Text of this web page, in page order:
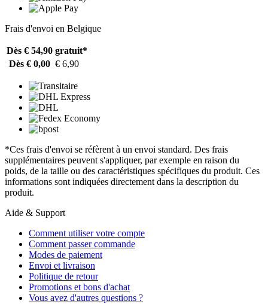
Frais d'envoi en Belgique
Dès € 54,90 gratuit*
Dès € 0,00 € 6,90
*Ces frais d'envoi se réfèrent à un envoi standard. Des frais
supplémentaires peuvent s'appliquer, par exemple en raison du
poids, de la taille ou des caractéristiques spécifiques du produit. Ces
informations sont indiquées directement dans la description du
produit.
Aide & Support
Comment utiliser votre compte
Comment passer commande
Modes de paiement
Envoi et livraison
Politique de retour
Promotions et bons d'achat
Vous avez d'autres questions ?